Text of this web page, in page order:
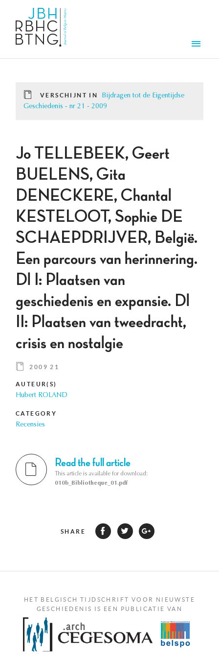
VERSCHIJNT IN
Bijdragen tot de Eigentijdse
Geschiedenis - nr 21 - 2009
Jo TELLEBEEK, Geert
BUELENS, Gita
DENECKERE, Chantal
KESTELOOT, Sophie DE
SCHAEPDRIJVER, België.
Een parcours van herinnering.
Dl I: Plaatsen van
geschiedenis en expansie. Dl
II: Plaatsen van tweedracht,
crisis en nostalgie
2009 21
AUTEUR(S)
Hubert ROLAND
CATEGORY
Recensies
Read the full article
This article is available for download:
010b_Bibliotheque_01.pdf
SHARE
HET BELGISCH TIJDSCHRIFT VOOR NIEUWSTE
GESCHIEDENIS IS EEN PUBLICATIE VAN